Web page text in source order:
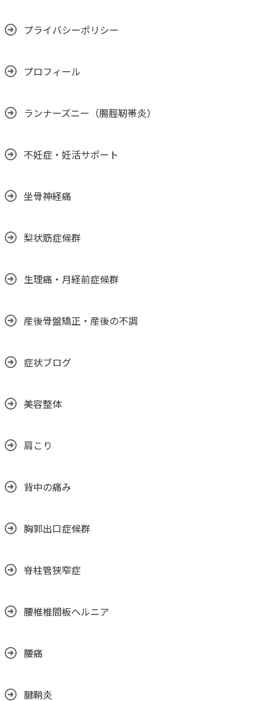
プライバシーポリシー
プロフィール
ランナーズニー（腸脛靭帯炎）
不妊症・妊活サポート
坐骨神経痛
梨状筋症候群
生理痛・月経前症候群
産後骨盤矯正・産後の不調
症状ブログ
美容整体
肩こり
背中の痛み
胸郭出口症候群
脊柱管狭窄症
腰椎椎間板ヘルニア
腰痛
腱鞘炎